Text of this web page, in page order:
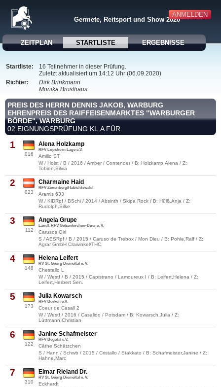
ANMELDEN
Germete, Reitsport und Show 2020
ZEITPLAN STARTLISTE ERGEBNISSE
Startliste:
16 Teilnehmer in dieser Prüfung.
Zuletzt aktualisiert um 14:12 Uhr (06.09.2020)
Richter:
Dirk Brinkmann
Monika Brosthaus
PREIS DES HERRN DENNIS JAKOB, WARBURG
EHRENPREIS DES RAIFFEISENMARKTES "WARBURGER
BÖRDE", WARBURG
02 EIGNUNGSPRÜFUNG KL.A FÜR
1
016
Alena Holzkamp
RFV Lopshorn Lage e.V.
Amilio ST
W / Holst / B / 2016 / Amber / Contender / B: Holzkamp,Alena / Z:
Tobien,Silvia
2
023
Charmaine Haid
RFV Zierenberg/Habichtswald
Aramis 633
W / KlDRpf / BSchi / 2014 / Absinth / Skipa Rock / B: Hülß,Anja / Z:
Rudolph,Silke
3
112
Angela Grupe
Ländl. RFV Gelsenkirchen-Buer e. V.
Carusos Girl
S / AESRpf / B / 2015 / Caruso de Trebox / Mon Dieu / B: Pohle,Ralf / Z:
Agrar GmbH Crawinkel/THC,
4
148
Helena Leifert
RV St. Georg Diemeltal e. V.
Chestallo L
W / Westf / B / 2015 / Capistrano / Lamoureux I / B: Leifert,Helena / Z:
Leifert,Herbert Sen.
5
173
Julia Kowarsch
RFV Borken e.V.
Coeur de Casall 2
W / Westf / 2016 / Casalido / Potsdam / B: Kowarsch,Julia / Z:
Lüttmann,Christian
6
122
Janine Schafmeister
RFV Begatal e.V.
Cäthe Schätzchen
S / Hann / Schwb / 2015 / Cristallo / Stakkato / B: Schafmeister,Janine / Z:
Hahne,Marc
7
310
Elmar Rieland Dr.
RV St. Georg Diemeltal e. V.
Eckhardt